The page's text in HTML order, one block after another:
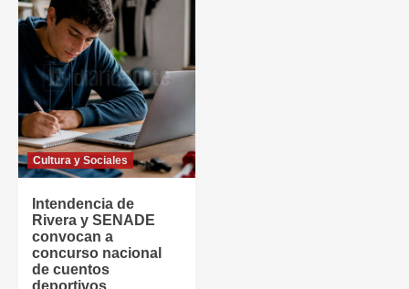
Cultura y Sociales
Intendencia de
Rivera y SENADE
convocan a
concurso nacional
de cuentos